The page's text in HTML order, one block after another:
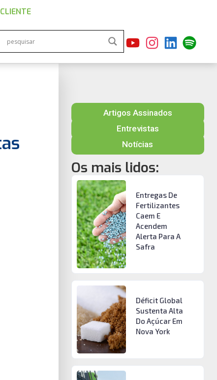
Artigos Assinados
Entrevistas
Notícias
Os mais lidos:
Entregas De
Fertilizantes
Caem E
Acendem
Alerta Para A
Safra
Déficit Global
Sustenta Alta
Do Açúcar Em
Nova York